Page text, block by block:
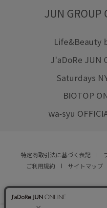
JUN GROUP
Life&Beauty
J'aDoRe JUN
Saturdays
BIOTOP
wa-syu
特定商取引法に基づく表記
ご利用規約
サイトマップ